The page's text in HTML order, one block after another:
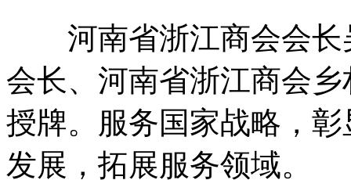
河南省浙江商会会长
会长、河南省浙江商会
授牌。服务国家战略，
发展，拓展服务领域。